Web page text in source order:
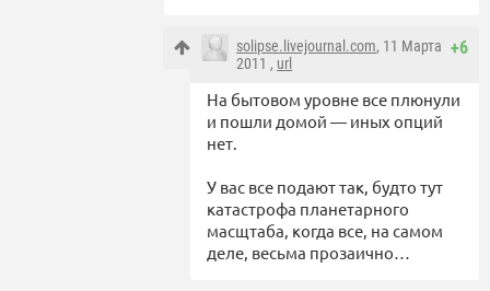
+6
solipse.livejournal.com, 11 Марта
2011 , url
На бытовом уровне все плюнули
и пошли домой — иных опций
нет.
У вас все подают так, будто тут
катастрофа планетарного
масщтаба, когда все, на самом
деле, весьма прозаично…